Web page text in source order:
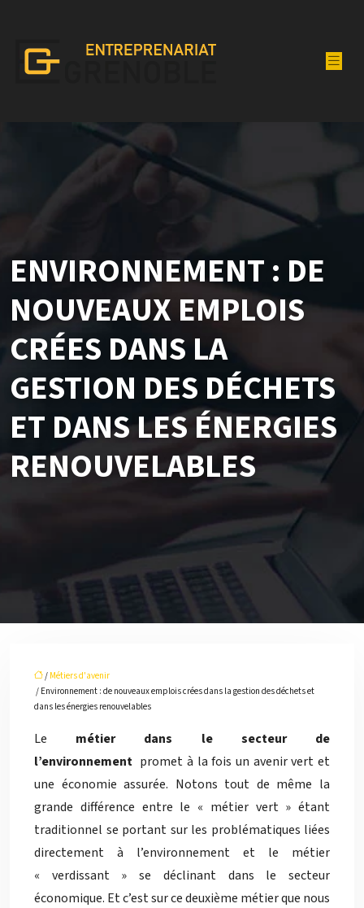
ENVIRONNEMENT : DE
NOUVEAUX EMPLOIS
CRÉES DANS LA
GESTION DES DÉCHETS
ET DANS LES ÉNERGIES
RENOUVELABLES
/ Métiers d'avenir
/ Environnement : de nouveaux emplois crées dans la gestion des déchets et
dans les énergies renouvelables
Le métier dans le secteur de
l’environnement promet à la fois un avenir vert et
une économie assurée. Notons tout de même la
grande différence entre le « métier vert » étant
traditionnel se portant sur les problématiques liées
directement à l’environnement et le métier
« verdissant » se déclinant dans le secteur
économique. Et c’est sur ce deuxième métier que nous